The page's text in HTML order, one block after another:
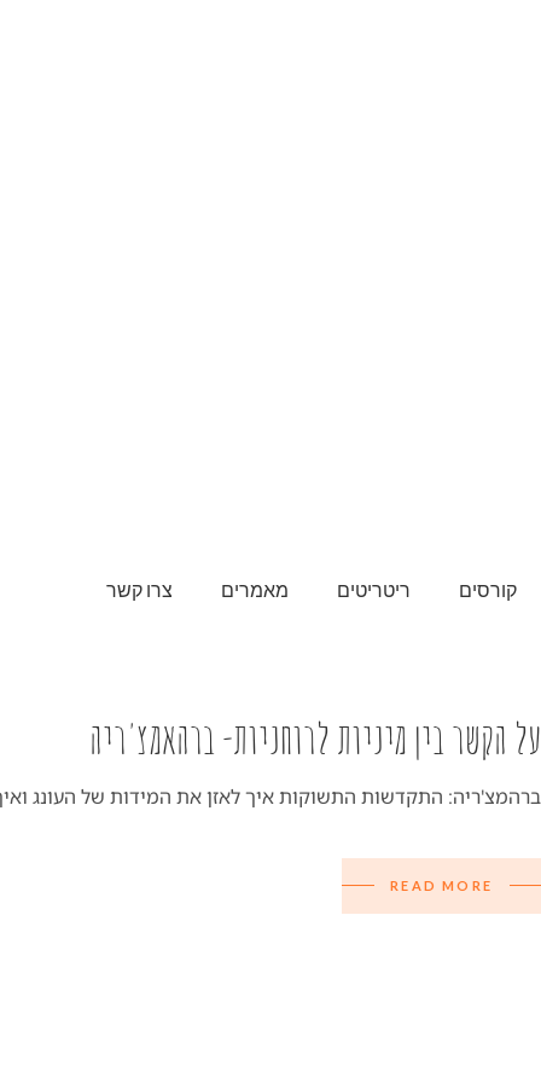
קורסים ריטריטים מאמרים צרו קשר
על הקשר בין מיניות לרוחניות- ברהאמצ'ריה
ברהמצ'ריה: התקדשות התשוקות איך לאזן את המידות של העונג
READ MORE